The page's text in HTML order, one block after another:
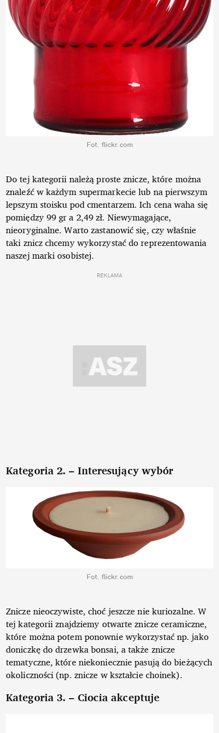
Fot. flickr.com
Do tej kategorii należą proste znicze, które można
znaleźć w każdym supermarkecie lub na pierwszym
lepszym stoisku pod cmentarzem. Ich cena waha się
pomiędzy 99 gr a 2,49 zł. Niewymagające,
nieoryginalne. Warto zastanowić się, czy właśnie
taki znicz chcemy wykorzystać do reprezentowania
naszej marki osobistej.
REKLAMA
Kategoria 2. – Interesujący wybór
Fot. flickr.com
Znicze nieoczywiste, choć jeszcze nie kuriozalne. W
tej kategorii znajdziemy otwarte znicze ceramiczne,
które można potem ponownie wykorzystać np. jako
doniczkę do drzewka bonsai, a także znicze
tematyczne, które niekoniecznie pasują do bieżących
okoliczności (np. znicze w kształcie choinek).
Kategoria 3. – Ciocia akceptuje